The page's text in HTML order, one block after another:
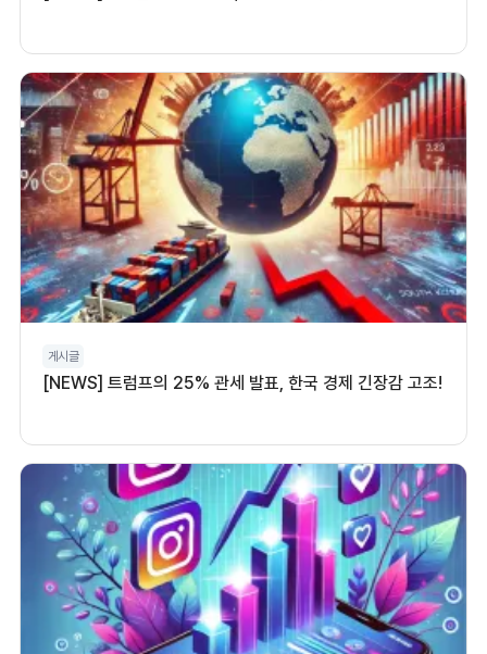
게시글
[NEWS] 트럼프의 25% 관세 발표, 한국 경제 긴장감 고조!